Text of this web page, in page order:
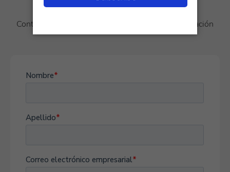
Contáctenos ahora mismo para recibir más información